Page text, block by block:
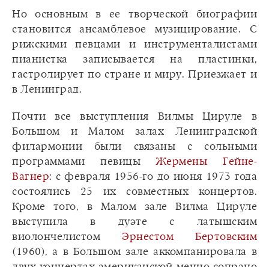
Но основным в ее творческой биографии
становится ансамблевое музицирование. С
рижскими певцами и инструменталистами
пианистка записывается на пластинки,
гастролирует по стране и миру. Приезжает и
в Ленинград.
Почти все выступления Вилмы Цируле в
Большом и Малом залах Ленинградской
филармонии были связаны с сольными
программами певицыЖермены Гейне-
Вагнер: с февраля 1956-го до июня 1973 года
состоялись 25 их совместных концертов.
Кроме того, в Малом зале Вилма Цируле
выступила в дуэте с латышским
виолончелистом Эрнестом Бертовским
(1960), а в Большом зале аккомпанировала в